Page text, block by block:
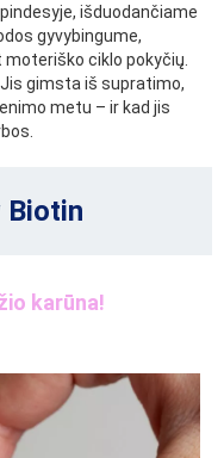
išduodančiame
gyvybingume,
ciklo pokyčių.
gimsta iš supratimo,
metu – ir kad jis
Biotin
karūna!